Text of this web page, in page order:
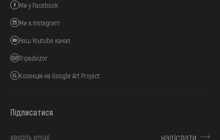
Ми у Facebook
Ми в Instagram
Наш Youtube канал
Tripadvizor
Колекція на Google Art Project
Підписатися
надіслати